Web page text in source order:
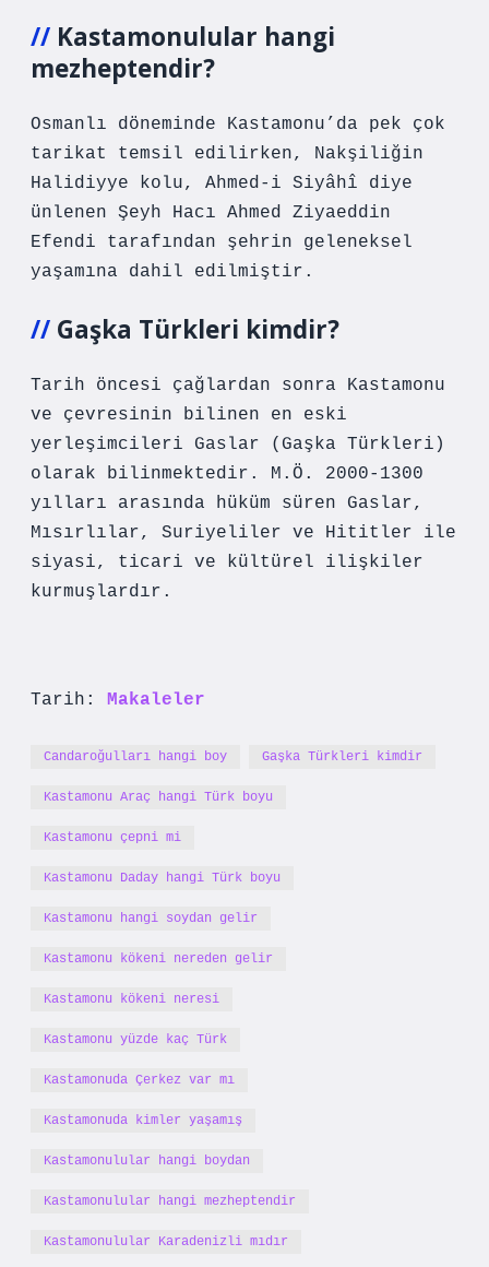
Kastamonulular hangi
mezheptendir?
Osmanlı döneminde Kastamonu’da pek çok
tarikat temsil edilirken, Nakşiliğin
Halidiyye kolu, Ahmed-i Siyâhî diye
ünlenen Şeyh Hacı Ahmed Ziyaeddin
Efendi tarafından şehrin geleneksel
yaşamına dahil edilmiştir.
Gaşka Türkleri kimdir?
Tarih öncesi çağlardan sonra Kastamonu
ve çevresinin bilinen en eski
yerleşimcileri Gaslar (Gaşka Türkleri)
olarak bilinmektedir. M.Ö. 2000-1300
yılları arasında hüküm süren Gaslar,
Mısırlılar, Suriyeliler ve Hititler ile
siyasi, ticari ve kültürel ilişkiler
kurmuşlardır.
Tarih: Makaleler
Candaroğulları hangi boy Gaşka Türkleri kimdir
Kastamonu Araç hangi Türk boyu
Kastamonu çepni mi
Kastamonu Daday hangi Türk boyu
Kastamonu hangi soydan gelir
Kastamonu kökeni nereden gelir
Kastamonu kökeni neresi
Kastamonu yüzde kaç Türk
Kastamonuda Çerkez var mı
Kastamonuda kimler yaşamış
Kastamonulular hangi boydan
Kastamonulular hangi mezheptendir
Kastamonulular Karadenizli mıdır